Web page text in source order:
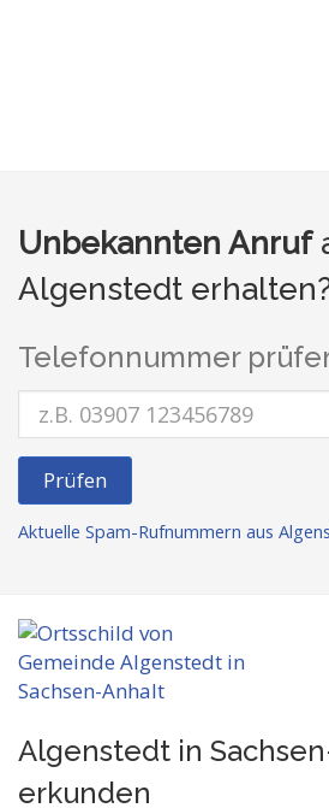
Unbekannten Anruf
Algenstedt
Telefonnummer
Prüfen
Aktuelle Spam-Rufnummern aus
Algenstedt in
erkunden